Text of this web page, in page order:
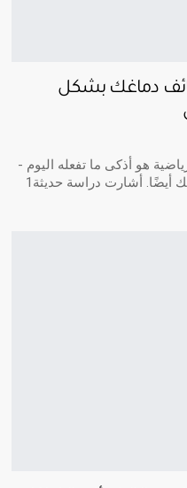
دماغك بشكل
هو أذكى ما تفعله اليوم -
ليس فقط من أجل جسمك ولكن لعقلك أيضًا. أشارت دراسة حديثة1